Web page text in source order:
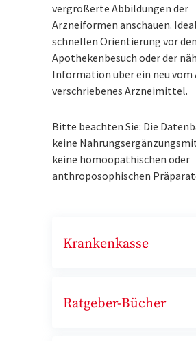
vergrößerte Abbildungen der
Arzneiformen anschauen.
schnellen Orientierung vor
Apothekenbesuch oder der
Information über ein neu vom
verschriebenes Arzneimittel.
Bitte beachten Sie: Die
keine
keine homöopathischen oder
anthroposophischen
Krankenkasse
Ratgeber-Bücher